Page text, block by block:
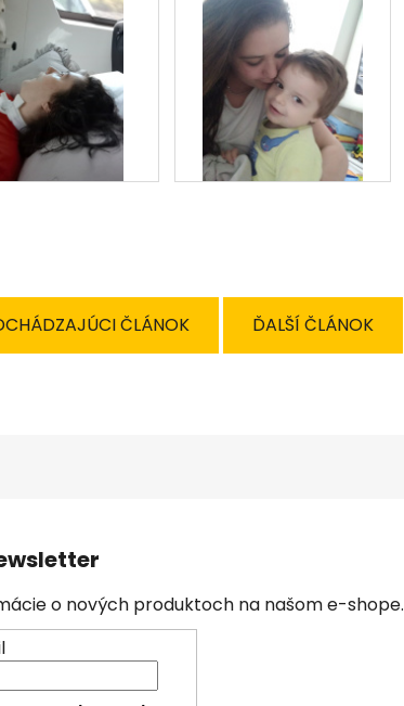
ČLÁNOK ĎALŠÍ ČLÁNOK
o nových produktoch na našom e-shope.